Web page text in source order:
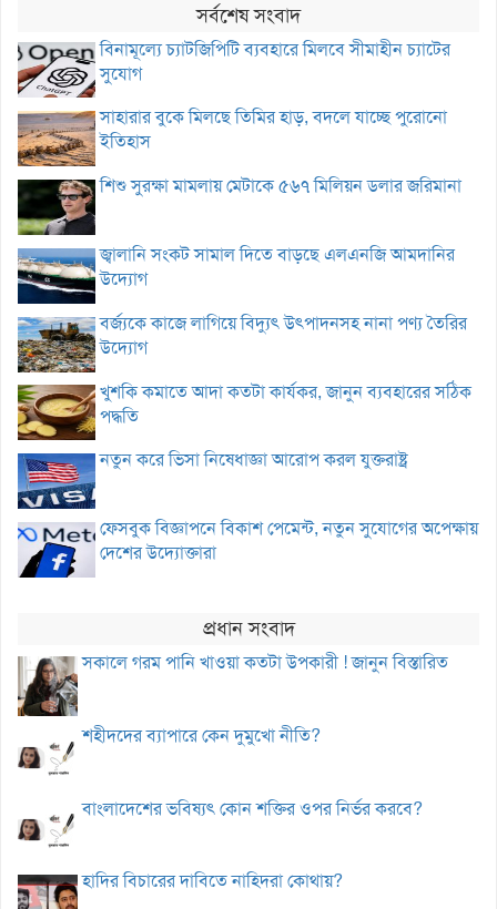
সর্বশেষ সংবাদ
বিনামূল্যে চ্যাটজিপিটি ব্যবহারে মিলবে সীমাহীন চ্যাটের
সুযোগ
সাহারার বুকে মিলছে তিমির হাড়, বদলে যাচ্ছে পুরোনো
ইতিহাস
শিশু সুরক্ষা মামলায় মেটাকে ৫৬৭ মিলিয়ন ডলার জরিমানা
জ্বালানি সংকট সামাল দিতে বাড়ছে এলএনজি আমদানির
উদ্যোগ
বর্জ্যকে কাজে লাগিয়ে বিদ্যুৎ উৎপাদনসহ নানা পণ্য তৈরির
উদ্যোগ
খুশকি কমাতে আদা কতটা কার্যকর, জানুন ব্যবহারের সঠিক
পদ্ধতি
নতুন করে ভিসা নিষেধাজ্ঞা আরোপ করল যুক্তরাষ্ট্র
ফেসবুক বিজ্ঞাপনে বিকাশ পেমেন্ট, নতুন সুযোগের অপেক্ষায়
দেশের উদ্যোক্তারা
প্রধান সংবাদ
সকালে গরম পানি খাওয়া কতটা উপকারী ! জানুন বিস্তারিত
শহীদদের ব্যাপারে কেন দুমুখো নীতি?
বাংলাদেশের ভবিষ্যৎ কোন শক্তির ওপর নির্ভর করবে?
হাদির বিচারের দাবিতে নাহিদরা কোথায়?